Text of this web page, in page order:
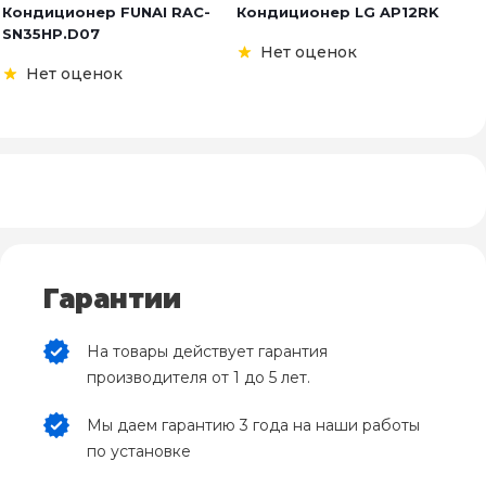
Кондиционер FUNAI RAC-
SN35HP.D07
Нет оценок
Кондиционер LG AP12RK
Нет оценок
Гарантии
На товары действует гарантия
производителя от 1 до 5 лет.
Мы даем гарантию 3 года на наши работы
по установке